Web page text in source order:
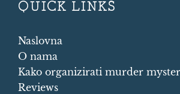
QUICK LINKS
Naslovna
O nama
Kako organizirati murder
Reviews